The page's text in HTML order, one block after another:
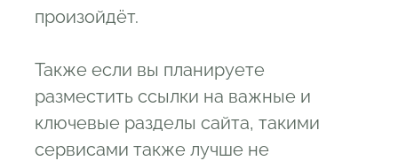
произойдёт.
Также если вы планируете
разместить ссылки на важные и
ключевые разделы сайта, такими
сервисами также лучше не